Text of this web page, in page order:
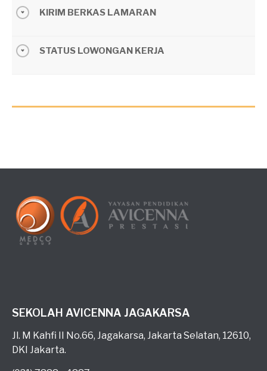
KIRIM BERKAS LAMARAN
STATUS LOWONGAN KERJA
SEKOLAH AVICENNA JAGAKARSA
Jl. M Kahfi II No.66, Jagakarsa, Jakarta Selatan, 12610,
DKI Jakarta.